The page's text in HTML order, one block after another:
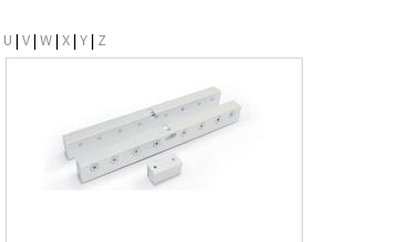
U | V| W| X| Y| Z